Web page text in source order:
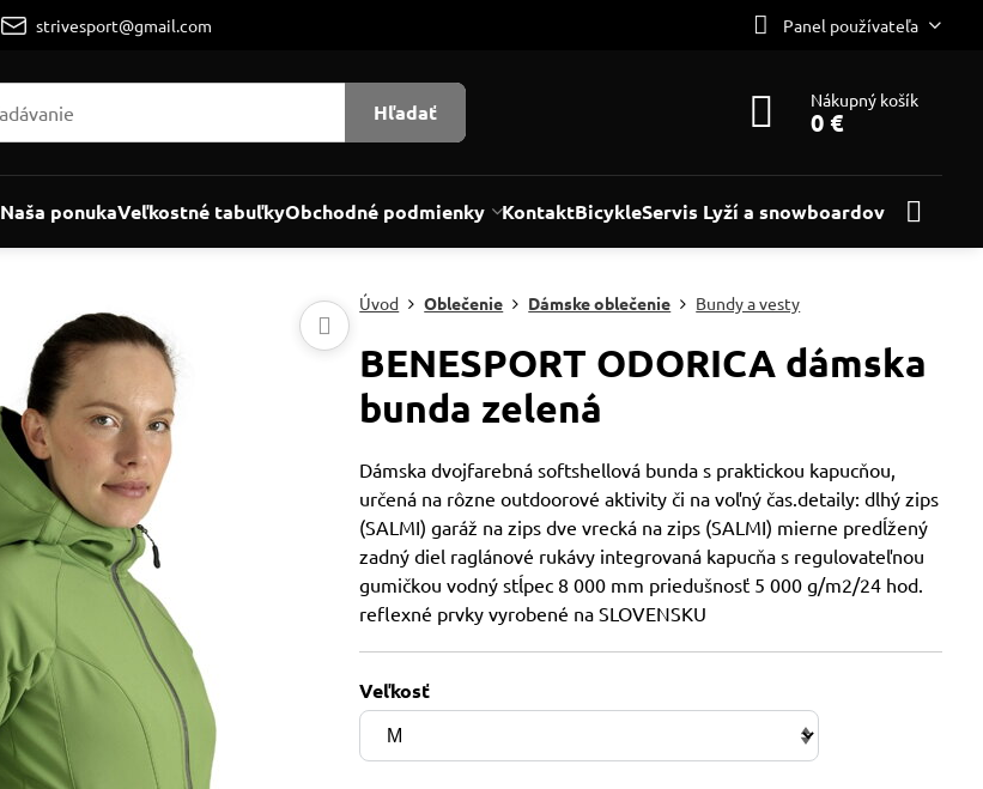
strivesport@gmail.com Panel používateľa
Hľadať Nákupný košík
0 €
Naša ponukaVeľkostné tabuľkyObchodné podmienky KontaktBicykleServis Lyží a snowboardov
Úvod Oblečenie Dámske oblečenie Bundy a vesty
BENESPORT ODORICA dámska
bunda zelená
Dámska dvojfarebná softshellová bunda s praktickou kapucňou,
určená na rôzne outdoorové aktivity či na voľný čas.detaily: dlhý zips
(SALMI) garáž na zips dve vrecká na zips (SALMI) mierne predĺžený
zadný diel raglánové rukávy integrovaná kapucňa s regulovateľnou
gumičkou vodný stĺpec 8 000 mm priedušnosť 5 000 g/m2/24 hod.
reflexné prvky vyrobené na SLOVENSKU
Veľkosť